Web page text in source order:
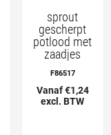
sprout
gescherpt
potlood met
zaadjes
F86517
Vanaf €1,24
excl. BTW